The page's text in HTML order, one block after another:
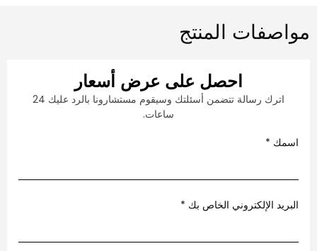
المنتج
احصل على عرض أسعار
اترك رسالة تتضمن أسئلتك وسيقوم مستشارونا بالرد عليك 24
ساعات.
*
الإلكتروني الخاص بك *